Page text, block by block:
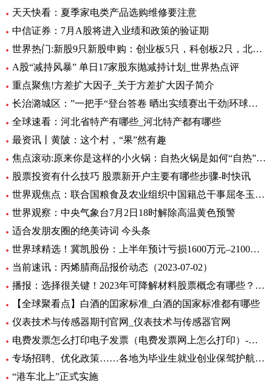
天天快看：夏季家电类产品选购维修要注意
中信证券：7月A股将进入业绩和政策的验证期
世界热门:新股9只新股申购：创业板5只，科创板2只，北交所2只
A股“减持风暴” 单日17家股东抛减持计划_世界热点评
重点聚焦!方差扩大因子_关于方差扩大因子简介
长治潞城区：”一把手“登台答卷 晒出实绩赛出干劲|环球视点
全球速看：河北省特产有哪些_河北特产都有哪些
最资讯丨黄陂：这个村，“果”然有趣
焦点滚动:原来你是这样的小火锅：自热火锅是如何“自热”的？
股票投资有什么技巧 股票新开户主要有哪些步骤-时快讯
世界观焦点：联合国粮食及农业组织中国籍总干事屈冬玉2日在新任总干事选举中成功胜选连任
世界观察：中央气象台7月2日18时解除高温黄色预警
适合发朋友圈的绝美诗词 今头条
世界球精选！冀凯股份：上半年预计亏损1600万元–2100万元
当前速讯：丙烯腈商品报价动态（2023-07-02）
播报：选择很关键！2023年可降解材料股票概念有哪些？（7月2日）
【全球聚看点】白酒的囯家标准_白酒的国家标准都有哪些
仪表技术与传感器期刊官网_仪表技术与传感器官网
电费发票怎么打印电子发票（电费发票网上怎么打印）-环球报资讯
专场招聘、优化政策……各地为毕业生就业创业保驾护航 环球观天下
“港车北上”正式实施